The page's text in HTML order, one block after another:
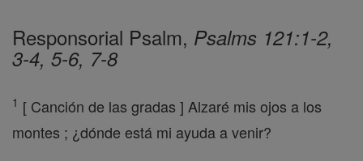
Responsorial Psalm, Psalms 121:1-2,
3-4, 5-6, 7-8
1 [ Canción de las gradas ] Alzaré mis ojos a los
montes ; ¿dónde está mi ayuda a venir?